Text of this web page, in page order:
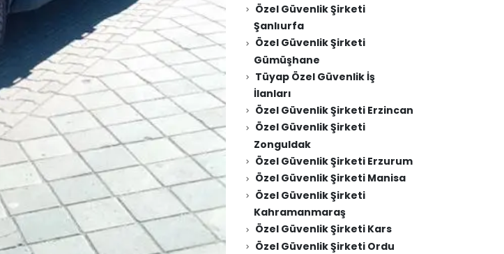
Özel Güvenlik Şirketi
Şanlıurfa
Özel Güvenlik Şirketi
Gümüşhane
Tüyap Özel Güvenlik İş
İlanları
Özel Güvenlik Şirketi Erzincan
Özel Güvenlik Şirketi
Zonguldak
Özel Güvenlik Şirketi Erzurum
Özel Güvenlik Şirketi Manisa
Özel Güvenlik Şirketi
Kahramanmaraş
Özel Güvenlik Şirketi Kars
Özel Güvenlik Şirketi Ordu